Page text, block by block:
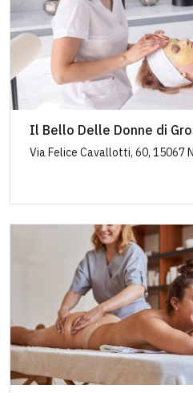
Il Bello Delle Donne di
Via Felice Cavallotti, 60, 15067